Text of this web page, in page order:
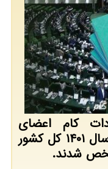
کام اعضای
کمیسیون تلفیق لایحه بودجه سال ۱۴۰۱ کل کشور
شدند.